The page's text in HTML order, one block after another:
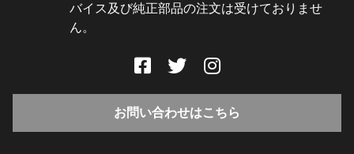
バイス及び純正部品の注文は受けておりませ
ん。
お問い合わせはこちら